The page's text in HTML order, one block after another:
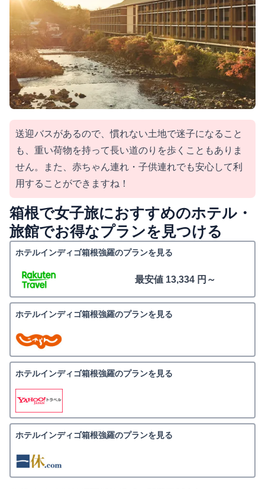
送迎バスがあるので、慣れない土地で迷子になること
も、重い荷物を持って長い道のりを歩くこともありま
せん。また、赤ちゃん連れ・子供連れでも安心して利
用することができますね！
箱根で女子旅におすすめのホテル・
旅館でお得なプランを見つける
ホテルインディゴ箱根強羅のプランを見る
最安値 13,334 円～
ホテルインディゴ箱根強羅のプランを見る
ホテルインディゴ箱根強羅のプランを見る
ホテルインディゴ箱根強羅のプランを見る